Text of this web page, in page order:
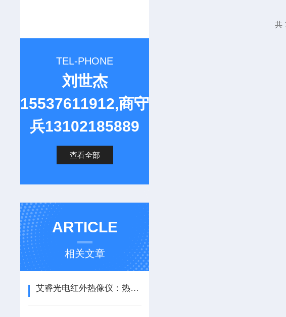
TEL-PHONE
刘世杰
15537611912,商守
兵13102185889
查看全部
ARTICLE
相关文章
艾睿光电红外热像仪：热视洞察，安全高效
共